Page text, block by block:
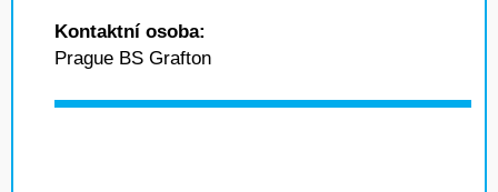
Kontaktní osoba:
Prague BS Grafton